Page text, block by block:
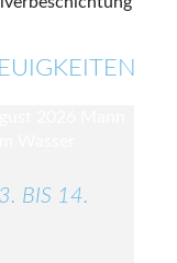
BIS 14.